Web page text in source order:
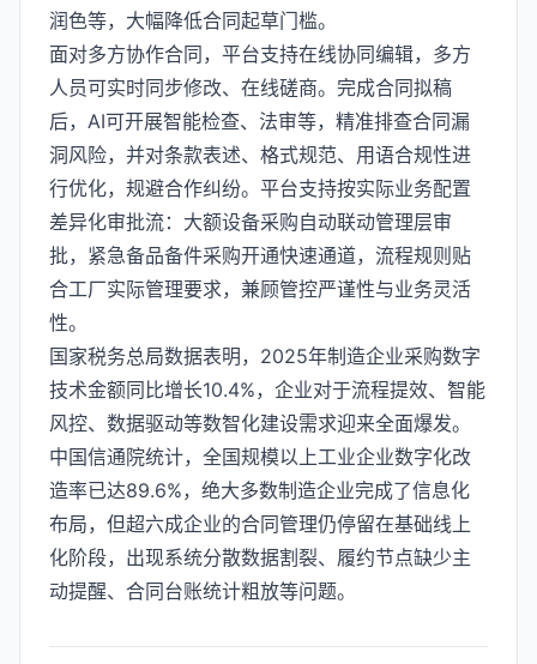
润色等，大幅降低合同起草门槛。
面对多方协作合同，平台支持在线协同编辑，多方
人员可实时同步修改、在线磋商。完成合同拟稿
后，AI可开展智能检查、法审等，精准排查合同漏
洞风险，并对条款表述、格式规范、用语合规性进
行优化，规避合作纠纷。平台支持按实际业务配置
差异化审批流：大额设备采购自动联动管理层审
批，紧急备品备件采购开通快速通道，流程规则贴
合工厂实际管理要求，兼顾管控严谨性与业务灵活
性。
国家税务总局数据表明，2025年制造企业采购数字
技术金额同比增长10.4%，企业对于流程提效、智能
风控、数据驱动等数智化建设需求迎来全面爆发。
中国信通院统计，全国规模以上工业企业数字化改
造率已达89.6%，绝大多数制造企业完成了信息化
布局，但超六成企业的合同管理仍停留在基础线上
化阶段，出现系统分散数据割裂、履约节点缺少主
动提醒、合同台账统计粗放等问题。